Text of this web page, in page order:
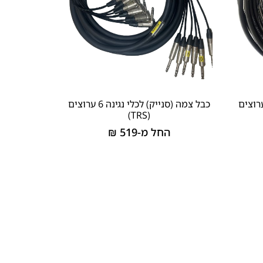
לכלי נגינה 4 ערוצים
כבל צמה (סנייק) לכלי נגינה 6 ערוצים
(TRS)
החל מ-519
₪